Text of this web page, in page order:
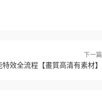
下一篇
效全流程【畫質高清有素材】